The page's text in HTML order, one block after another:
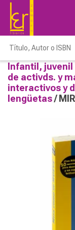
Infantil,
de activds. y
interactivos y
lengüetas/